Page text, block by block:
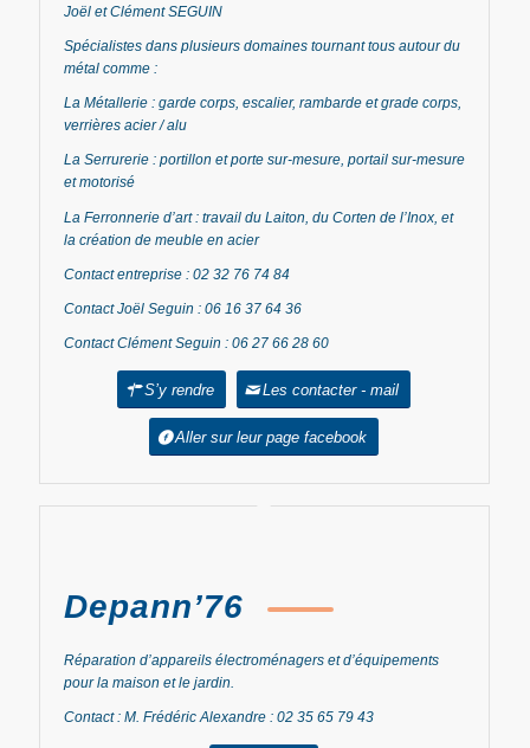
Joël et Clément SEGUIN
Spécialistes dans plusieurs domaines tournant tous autour du
métal comme :
La Métallerie : garde corps, escalier, rambarde et grade corps,
verrières acier / alu
La Serrurerie: portillon et porte sur-mesure, portail sur-mesure
et motorisé
La Ferronnerie d’art : travail du Laiton, du Corten de l’Inox, et
la création de meuble en acier
Contact entreprise : 02 32 76 74 84
Contact Joël Seguin : 06 16 37 64 36
Contact Clément Seguin : 06 27 66 28 60
S’y rendre Les contacter - mail
Aller sur leur page facebook
Depann’76
Réparation d’appareils électroménagers et d’équipements
pour la maison et le jardin.
Contact : M. Frédéric Alexandre : 02 35 65 79 43